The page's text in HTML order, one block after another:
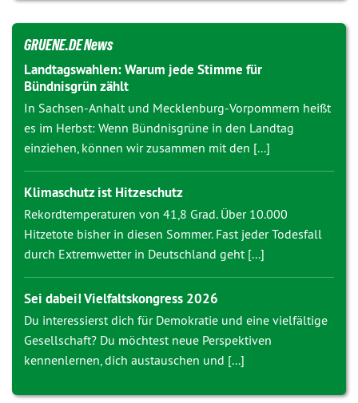
GRUENE.DE News
Landtagswahlen: Warum jede Stimme für
Bündnisgrün zählt
In Sachsen-Anhalt und Mecklenburg-Vorpommern heißt
es im Herbst: Wenn Bündnisgrüne in den Landtag
einziehen, können wir zusammen mit den [...]
Klimaschutz ist Hitzeschutz
Rekordtemperaturen von 41,8 Grad. Über 10.000
Hitzetote bisher in diesen Sommer. Fast jeder Todesfall
durch Extremwetter in Deutschland geht [...]
Sei dabei! Vielfaltskongress 2026
Du interessierst dich für Demokratie und eine vielfältige
Gesellschaft? Du möchtest neue Perspektiven
kennenlernen, dich austauschen und [...]